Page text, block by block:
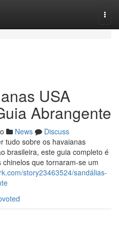
USA
Abrangente
News
Discuss
tudo sobre os havaianas
brasileira, este guia completo é
que tornaram-se um
story23463524/sandálias-